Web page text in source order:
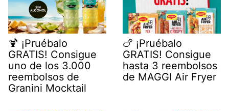
🍹 ¡Pruébalo
GRATIS! Consigue
uno de los 3.000
reembolsos de
Granini Mocktail
🍗 ¡Pruébalo
GRATIS! Consigue
hasta 3 reembolsos
de MAGGI Air Fryer